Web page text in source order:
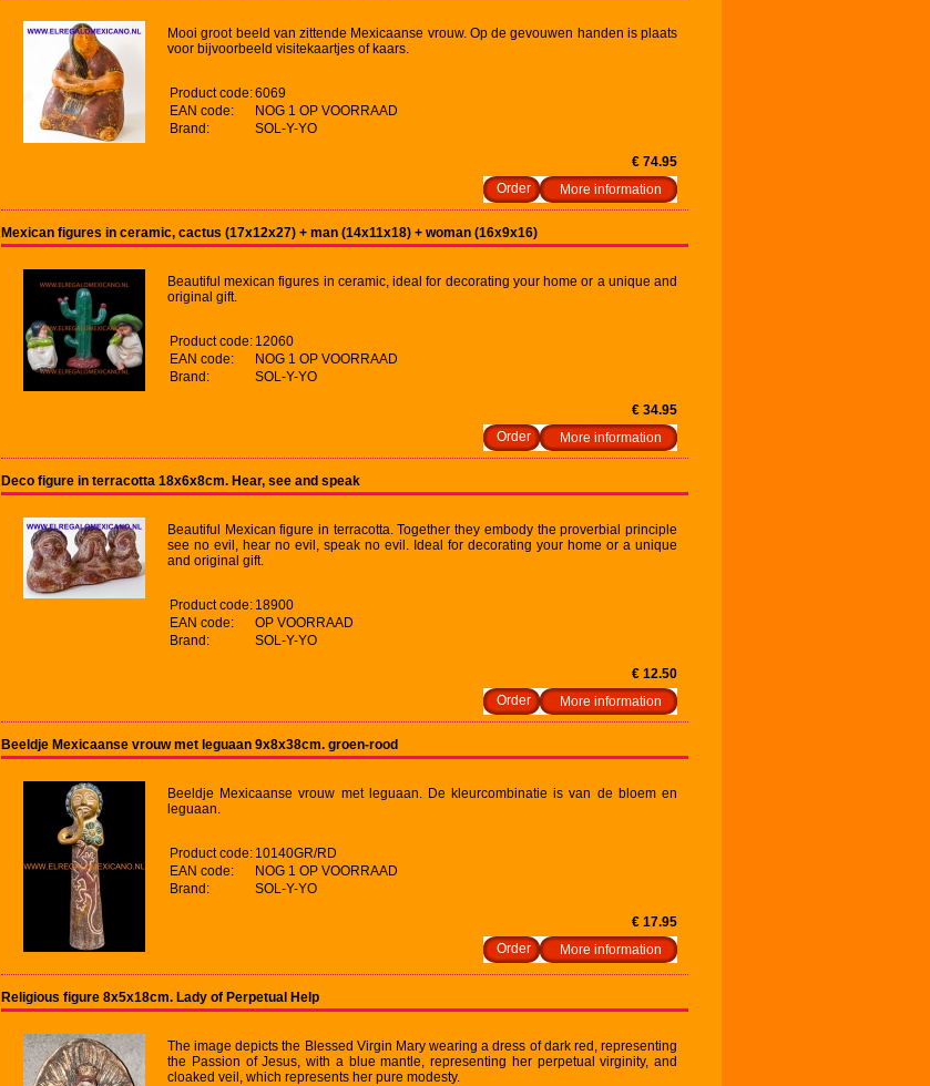
Mooi groot beeld van zittende Mexicaanse vrouw. Op de gevouwen handen is plaats
voor bijvoorbeeld visitekaartjes of kaars.
Product code:6069
EAN code:
NOG 1 OP VOORRAAD
Brand:
SOL-Y-YO
€ 74.95
More information
Mexican figures in ceramic, cactus (17x12x27) + man (14x11x18) + woman (16x9x16)
Beautiful mexican figures in ceramic, ideal for decorating your home or a unique and
original gift.
Product code: 12060
EAN code:
NOG 1 OP VOORRAAD
Brand:
SOL-Y-YO
€ 34.95
More information
Deco figure in terracotta 18x6x8cm. Hear, see and speak
Beautiful Mexican figure in terracotta. Together they embody the proverbial principle
see no evil, hear no evil, speak no evil. Ideal for decorating your home or a unique
and original gift.
Product code: 18900
EAN code:
OP VOORRAAD
Brand:
SOL-Y-YO
€ 12.50
More information
Beeldje Mexicaanse vrouw met leguaan 9x8x38cm. groen-rood
Beeldje Mexicaanse vrouw met leguaan. De kleurcombinatie is van de bloem en
leguaan.
Product code: 10140GR/RD
EAN code:
NOG 1 OP VOORRAAD
Brand:
SOL-Y-YO
€ 17.95
More information
Religious figure 8x5x18cm. Lady of Perpetual Help
The image depicts the Blessed Virgin Mary wearing a dress of dark red, representing
the Passion of Jesus, with a blue mantle, representing her perpetual virginity, and
cloaked veil, which represents her pure modesty.